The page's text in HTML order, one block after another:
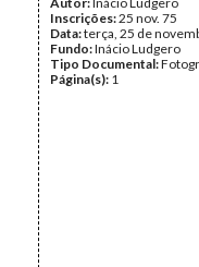
Inscrições:25 nov. 75
Data:terça, 25 de
Fundo:Inácio Ludgero
Tipo Documental:
Página(s): 1